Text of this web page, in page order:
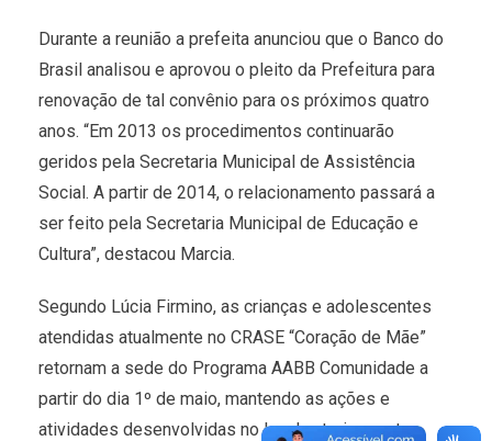
Durante a reunião a prefeita anunciou que o Banco do
Brasil analisou e aprovou o pleito da Prefeitura para
renovação de tal convênio para os próximos quatro
anos. “Em 2013 os procedimentos continuarão
geridos pela Secretaria Municipal de Assistência
Social. A partir de 2014, o relacionamento passará a
ser feito pela Secretaria Municipal de Educação e
Cultura”, destacou Marcia.
Segundo Lúcia Firmino, as crianças e adolescentes
atendidas atualmente no CRASE “Coração de Mãe”
retornam a sede do Programa AABB Comunidade a
partir do dia 1º de maio, mantendo as ações e
atividades desenvolvidas no local anteriormente.